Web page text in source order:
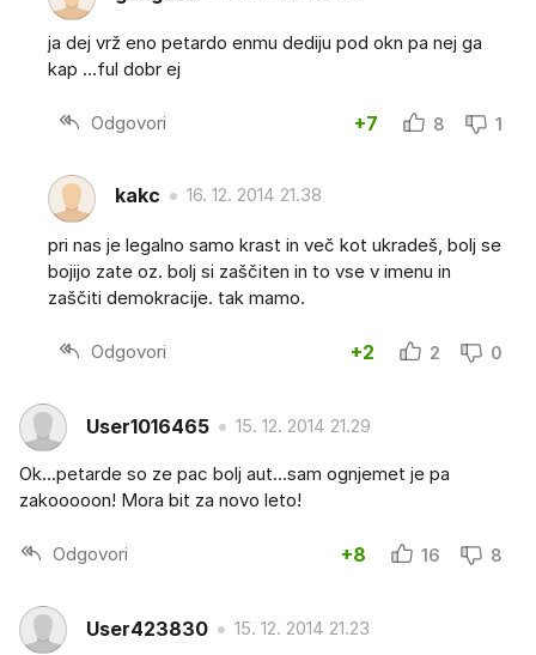
ja dej vrž eno petardo enmu dediju pod okn pa nej ga
kap ...ful dobr ej
Odgovori +7 8 1
kakc 16. 12. 2014 21.38
pri nas je legalno samo krast in več kot ukradeš, bolj se
bojijo zate oz. bolj si zaščiten in to vse v imenu in
zaščiti demokracije. tak mamo.
Odgovori +2 2 0
User1016465 15. 12. 2014 21.29
Ok...petarde so ze pac bolj aut...sam ognjemet je pa
zakooooon! Mora bit za novo leto!
Odgovori +8 16 8
User423830 15. 12. 2014 21.23